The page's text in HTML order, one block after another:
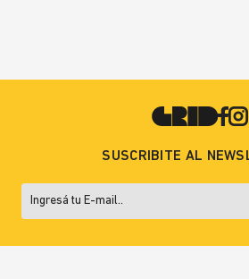
SUSCRIBITE AL